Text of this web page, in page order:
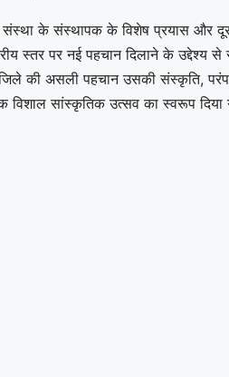
के संस्थापक के विशेष प्रयास और
स्तर पर नई पहचान दिलाने के
की असली पहचान उसकी संस्कृति,
विशाल सांस्कृतिक उत्सव का स्वरूप दिया